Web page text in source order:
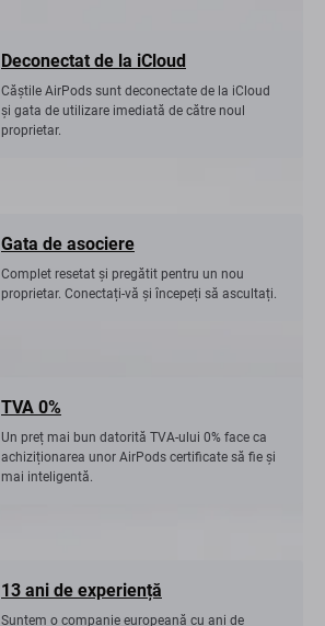
Deconectat de la iCloud
Căștile AirPods sunt deconectate de la iCloud
și gata de utilizare imediată de către noul
proprietar.
Gata de asociere
Complet resetat și pregătit pentru un nou
proprietar. Conectați-vă și începeți să ascultați.
TVA 0%
Un preț mai bun datorită TVA-ului 0% face ca
achiziționarea unor AirPods certificate să fie și
mai inteligentă.
13 ani de experiență
Suntem o companie europeană cu ani de